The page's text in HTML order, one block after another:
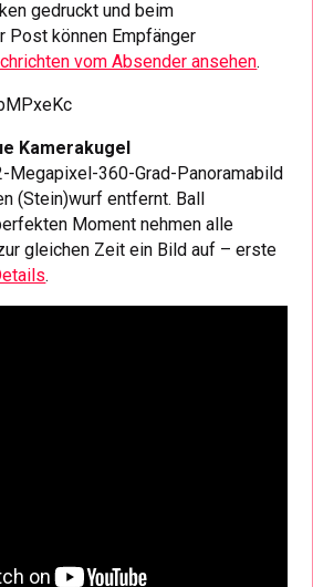
gedruckt und beim
Post können Empfänger
vom Absender ansehen.
Kamerakugel
Megapixel-360-Grad-Panoramabild
(Stein)wurf entfernt. Ball
Moment nehmen alle
gleichen Zeit ein Bild auf – erste
.